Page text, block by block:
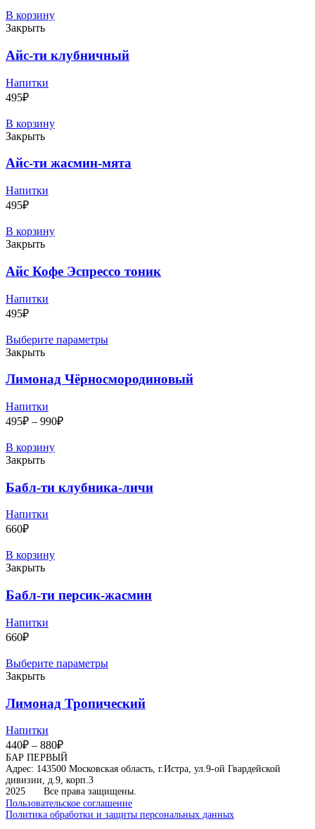
В корзину
Закрыть
Айс-ти клубничный
Напитки
495₽
В корзину
Закрыть
Айс-ти жасмин-мята
Напитки
495₽
В корзину
Закрыть
Айс Кофе Эспрессо тоник
Напитки
495₽
Выберите параметры
Закрыть
Лимонад Чёрносмородиновый
Напитки
495₽ – 990₽Диапазон
В корзину
Закрыть
Бабл-ти клубника-личи
Напитки
660₽
В корзину
Закрыть
Бабл-ти персик-жасмин
Напитки
660₽
Выберите параметры
Закрыть
Лимонад Тропический
Напитки
440₽ – 880₽Диапазон
цен:
440₽
–
880₽
БАР ПЕРВЫЙ
Адрес: 143500 Московская область, г.Истра, ул.9-ой Гвардейской
дивизии, д.9, корп.3
2025
Все права защищены.
Пользовательское соглашение
Политика обработки и защиты персональных данных